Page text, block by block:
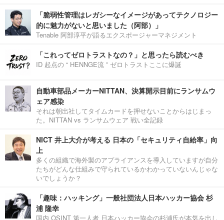
「脆弱性管理はレガシーなイメージがあってテクノロジー
的に魅力がないと思いました（阿部）」
Tenable 阿部淳平が語るエクスポージャーマネジメント
「これってゼロトラストなの？」と思ったら読むべき
ID 起点の “ HENNGE流 ” ゼロトラストここに爆誕
自動車部品メーカーNITTAN、決算開示目前にランサムウ
ェア感染
それは朝出社してタイムカードを押せないことからはじまっ
た。NITTAN vs ランサムウェア 戦い全記録
NICT 井上大介が考える 日本の「セキュリティ自給率」向
上
多くの組織で海外製のアプライアンスを導入していますが自分
たちがどんな仕組みで守られているかわかっていないんじゃな
いでしょうか？
「趣味：ハッキング」一般社団法人日本ハッカー協会 杉
浦 隆幸
国内 OSINT 第一人者 日本ハッカー協会の杉浦氏が本気を出し